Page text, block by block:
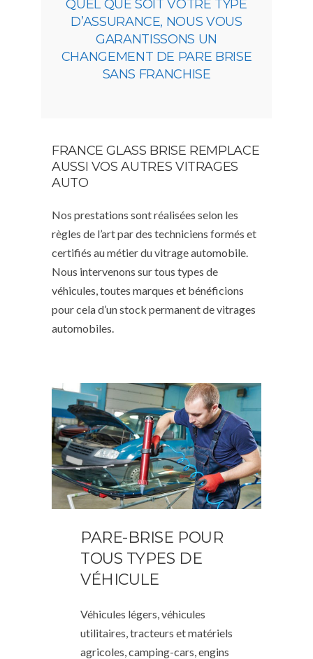
QUEL QUE SOIT VOTRE TYPE
D’ASSURANCE, NOUS VOUS
GARANTISSONS UN
CHANGEMENT DE PARE BRISE
SANS FRANCHISE
FRANCE GLASS BRISE REMPLACE
AUSSI VOS AUTRES VITRAGES
AUTO
Nos prestations sont réalisées selon les
règles de l’art par des techniciens formés et
certifiés au métier du vitrage automobile.
Nous intervenons sur tous types de
véhicules, toutes marques et bénéficions
pour cela d’un stock permanent de vitrages
automobiles.
PARE-BRISE POUR
TOUS TYPES DE
VÉHICULE
Véhicules légers, véhicules
utilitaires, tracteurs et matériels
agricoles, camping-cars, engins